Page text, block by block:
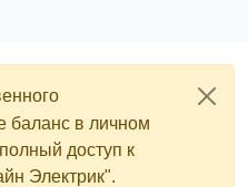
баланс в личном
доступ к
Электрик".